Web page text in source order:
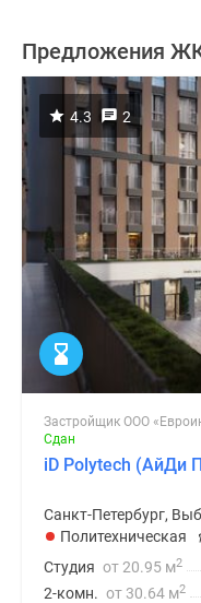
Предложения
4.3 2
Застройщик ООО
Сдан
iD Polytech (АйДи
Санкт-Петербург,
Политехническая
Студия от 20.95 м2
2-комн. от 30.64 м2